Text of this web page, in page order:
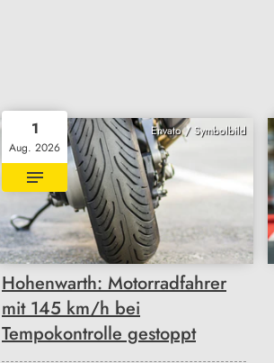
Envato / Symbolbild
1
Aug. 2026
Hohenwarth: Motorradfahrer
mit 145 km/h bei
Tempokontrolle gestoppt